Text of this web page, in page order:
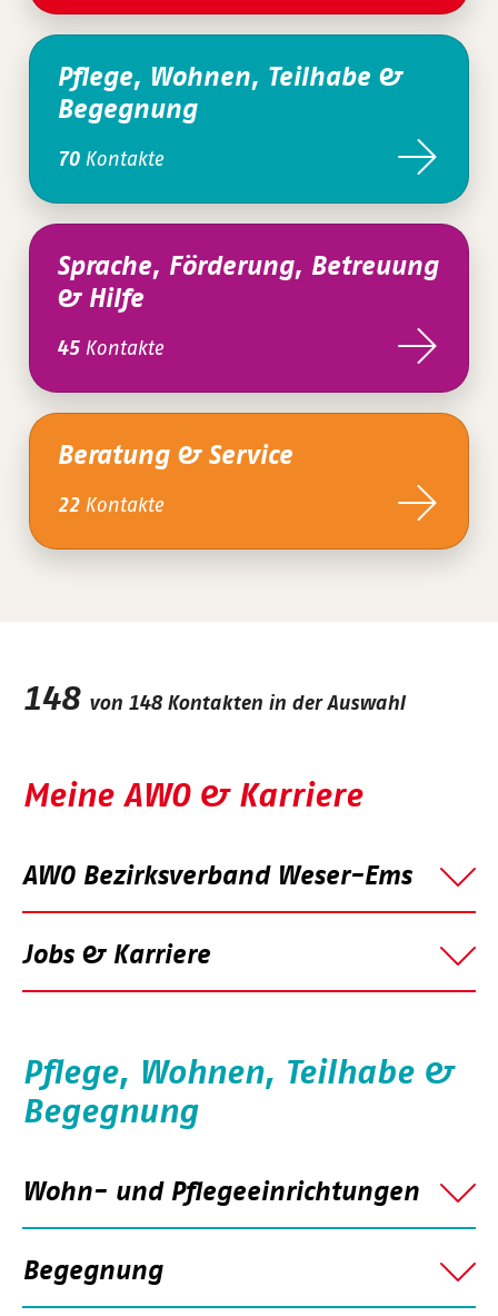
Pflege, Wohnen, Teilhabe &
Begegnung
70 Kontakte
Sprache, Förderung, Betreuung
& Hilfe
45 Kontakte
Beratung & Service
22 Kontakte
148 von 148Kontakten in der Auswahl
Meine AWO & Karriere
AWO Bezirksverband Weser-Ems
Jobs & Karriere
Pflege, Wohnen, Teilhabe &
Begegnung
Wohn- und Pflegeeinrichtungen
Begegnung